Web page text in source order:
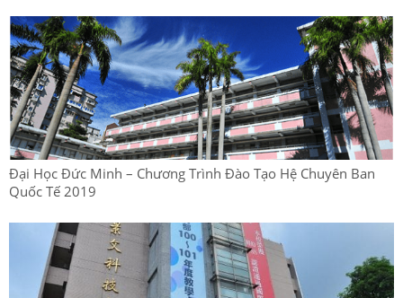
Đại Học Đức Minh – Chương Trình Đào Tạo Hệ Chuyên Ban
Quốc Tế 2019